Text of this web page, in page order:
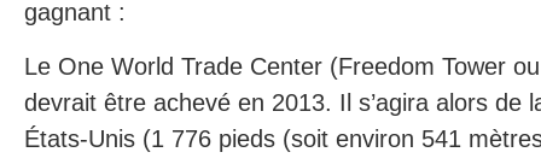
gagnant :
Le One World Trade Center (Freedom Tower
devrait être achevé en 2013. Il s’agira alors de
États-Unis (1 776 pieds (soit environ 541